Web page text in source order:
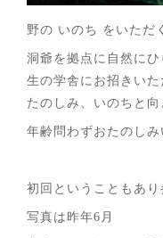
野の いのち をいた
洞爺を拠点に自然に
生の学舎にお招きい
たのしみ、いのちと向
年齢問わずおたのしみ
初回ということもあ
写真は昨年6月